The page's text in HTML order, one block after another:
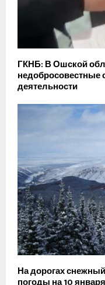
ГКНБ: В Ошской
недобросовестные
деятельности
На дорогах